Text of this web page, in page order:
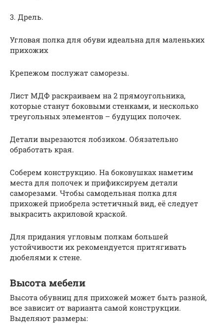
3.​ Дрель.
Угловая полка для обуви идеальна для маленьких
прихожих
Крепежом послужат саморезы.
Лист МДФ раскраиваем на 2 прямоугольника,
которые станут боковыми стенками, и несколько
треугольных элементов – будущих полочек.
Детали вырезаются лобзиком. Обязательно
обработать края.
Соберем конструкцию. На боковушках наметим
места для полочек и прификсируем детали
саморезами. Чтобы самодельная полка для
прихожей приобрела эстетичный вид, её следует
выкрасить акриловой краской.
Для придания угловым полкам большей
устойчивости их рекомендуется притягивать
дюбелями к стене.
Высота мебели
Высота обувниц для прихожей может быть разной,
все зависит от варианта самой конструкции.
Выделяют размеры: